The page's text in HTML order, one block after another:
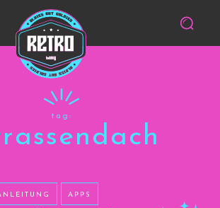
tag:
APPS